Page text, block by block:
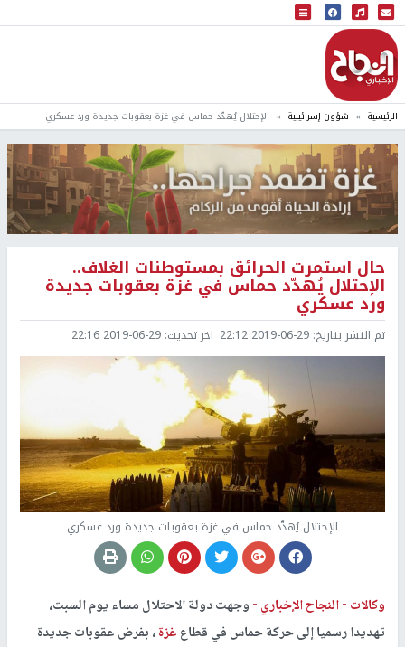
البث المباشر
إذاعة النجاح
الرئيسية شؤون إسرائيلية الإحتلال يُهدّد حماس في غزة بعقوبات جديدة ورد عسكري
حال استمرت الحرائق بمستوطنات الغلاف..
الإحتلال يُهدّد حماس في غزة بعقوبات جديدة
ورد عسكري
تم النشر بتاريخ: 2019-06-29 22:12 اخر تحديث: 2019-06-29 22:16
الإحتلال يُهدّد حماس في غزة بعقوبات جديدة ورد عسكري
وكالات -النجاح الإخباري -وجهت دولة الاحتلال مساء يوم السبت،
تهديدا رسميا إلى حركة حماس في قطاعغزة، بفرض عقوبات جديدة